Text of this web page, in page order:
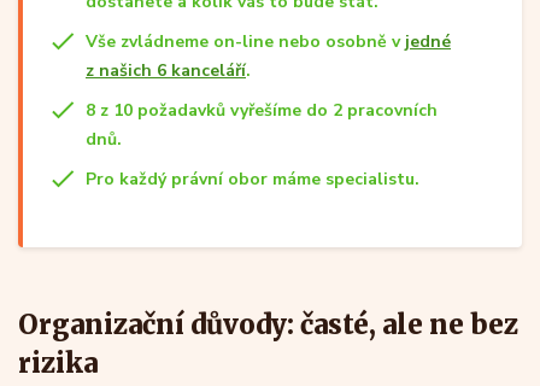
Vše zvládneme on-line nebo osobně v jedné
z našich 6 kanceláří.
8 z 10 požadavků vyřešíme do 2 pracovních
dnů.
Pro každý právní obor máme specialistu.
Organizační důvody: časté, ale ne bez
rizika